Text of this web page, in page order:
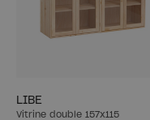
LIBE
Vitrine double 157x115